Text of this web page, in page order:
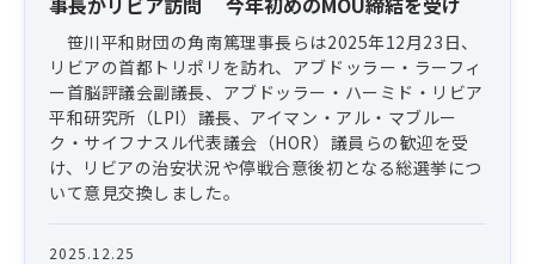
笹川平和財団の角南篤理事長らは2025年12月23日、
リビアの首都トリポリを訪れ、アブドッラー・ラーフィ
ー首脳評議会副議長、アブドッラー・ハーミド・リビア
平和研究所（LPI）議長、アイマン・アル・マブルー
ク・サイフナスル代表議会（HOR）議員らの歓迎を受
け、リビアの治安状況や停戦合意後初となる総選挙につ
いて意見交換しました。
2025.12.25